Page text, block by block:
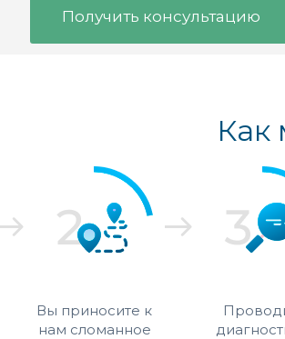
Получить консультацию
Как
Вы приносите к
нам сломанное